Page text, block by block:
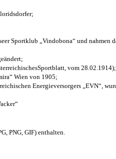
;
Sportklub „Vindobona“ und nahmen
vom 28.02.1914);
Wien von 1905;
Energieversorgers „EVN“,
PNG, GIF) enthalten.